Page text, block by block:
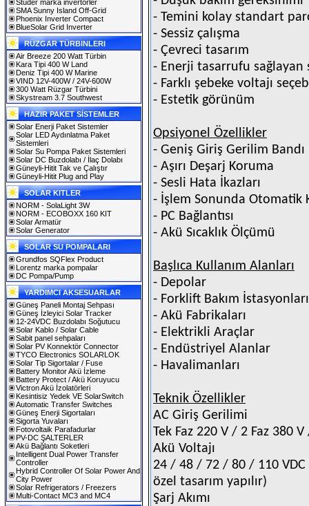
Studer marka invertörler
SMA Sunny Island Off-Grid
Phoenix Inverter Compact
BlueSolar Grid Inverter
RÜZGAR TÜRBINLERI
Air Breeze 200 Watt Türbin
Kara Tipi 400 W Land
Deniz Tipi 400 W Marine
VIND 12V-400W / 24V-600W
300 Watt Rüzgar Türbini
Skystream 3.7 Southwest
HAZIR PAKET SİSTEMLER
Solar Enerji Paket Sistemler
Solar LED Aydınlatma Paket
Sistemleri
Solar Su Pompa Paket Sistemleri
Solar DC Buzdolabı / İlaç Dolabı
Güneyli-Hitit Tak ve Çalıştır
Güneyli-Hitit Plug and Play
SOLAR KITLER
NORM - SolaLight 3W
NORM - ECOBOXX 160 KIT
Solar Armatür
Solar Generator
SOLAR SU POMPALARI
Grundfos SQFlex Product
Lorentz marka pompalar
DC Pompa/Pump
YARDIMCI AKSESUARLAR
Güneş Paneli Montaj Sehpası
Güneş İzleyici Solar Tracker
12-24VDC Buzdolabı Soğutucu
Solar Kablo / Solar Cable
Sabit panel sehpaları
Solar PV Konnektör Connector
TYCO Electronics SOLARLOK
Solar Tip Sigortalar / Fuse
Battery Monitor Akü İzleme
Battery Protect / Akü Koruyucu
Victron Akü İzolatörleri
Kesintisiz Yedek VE SolarSwitch
Automatic Transfer Switches
Güneş Enerji Sigortaları
Sigorta Yuvaları
Fotovoltaik Parafadurlar
PV-DC ŞALTERLER
Akü Bağlantı Soketleri
Intelligent Dual Power Transfer
Controller
Hybrid Controller Of Solar Power And
City Power
Solar Refrigerators / Freezers
Multi-Contact MC3 and MC4
- Temini kolay standart
- Sessiz çalışma
- Çevreci tasarım
- Enerji tasarrufu sağlayan
- Farklı şebeke voltajı
- Estetik görünüm
Opsiyonel Özellikler
- Geniş Giriş Gerilim Bandı
- Aşırı Deşarj Koruma
- Sesli Hata İkazları
- İşlem Sonunda Otomatik
- PC Bağlantısı
- Akü Sıcaklık Ölçümü
Başlıca Kullanım Alanları
- Depolar
- Forklift Bakım İstasyonları
- Akü Fabrikaları
- Elektrikli Araçlar
- Endüstriyel Alanlar
- Havalimanları
Teknik Özellikler
AC Giriş Gerilimi
Tek Faz 220 V / 2 Faz 380
Akü Voltajı
24 / 48 / 72 / 80 / 110 VDC
özel tasarım yapılır)
Şarj Akımı